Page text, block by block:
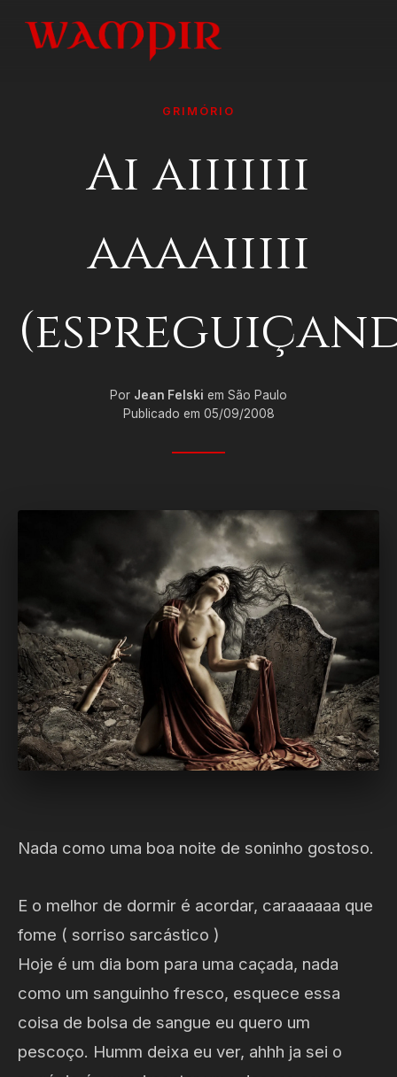
GRIMÓRIO
Ai aiiiiiii
aaaaiiiii
Por Jean Felski em São Paulo
Publicado em 05/09/2008
Nada como uma boa noite de soninho gostoso.
E o melhor de dormir é acordar, caraaaaaa que
fome ( sorriso sarcástico )
Hoje é um dia bom para uma caçada, nada
como um sanguinho fresco, esquece essa
coisa de bolsa de sangue eu quero um
pescoço. Humm deixa eu ver, ahhh ja sei o